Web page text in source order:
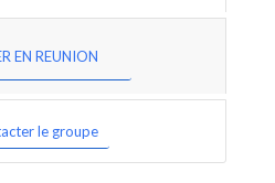
EN REUNION
le groupe